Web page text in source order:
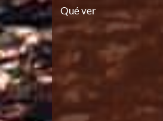
Qué ver